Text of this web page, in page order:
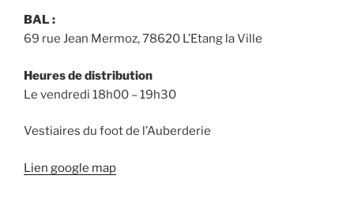
BAL :
69 rue Jean Mermoz, 78620 L’Etang la Ville
Heures de distribution
Le vendredi 18h00 – 19h30
Vestiaires du foot de l’Auberderie
Lien google map